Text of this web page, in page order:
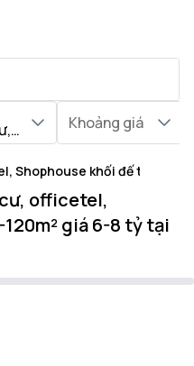
Officetel, Shophouse khối
Khoảng giá
Shophouse khối đế tại
officetel,
giá 6-8 tỷ tại